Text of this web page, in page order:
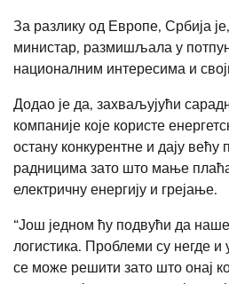
За разлику од Европе, Србија
министар, размишљала у
националним интересима и
Додао је да, захваљујући
компаније које користе
остану конкурентне и дају већу
радницима зато што мање
електричну енергију и грејање.
“Још једном ћу подвући да
логистика. Проблеми су негде
се може решити зато што онај